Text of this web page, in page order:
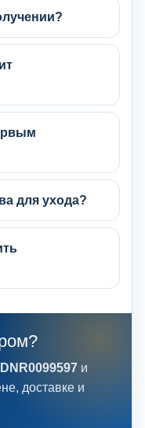
для ухода?
DNR0099597 и
доставке и